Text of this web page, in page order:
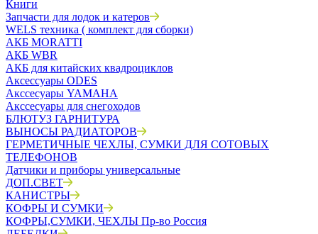
Книги
Запчасти для лодок и катеров
WELS техника ( комплект для сборки)
АКБ MORATTI
АКБ WBR
АКБ для китайских квадроциклов
Аксессуары ODES
Акссесуары YAMAHA
Акссесуары для снегоходов
БЛЮТУЗ ГАРНИТУРА
ВЫНОСЫ РАДИАТОРОВ
ГЕРМЕТИЧНЫЕ ЧЕХЛЫ, СУМКИ ДЛЯ СОТОВЫХ
ТЕЛЕФОНОВ
Датчики и приборы универсальные
ДОП.СВЕТ
КАНИСТРЫ
КОФРЫ И СУМКИ
КОФРЫ,СУМКИ, ЧЕХЛЫ Пр-во Россия